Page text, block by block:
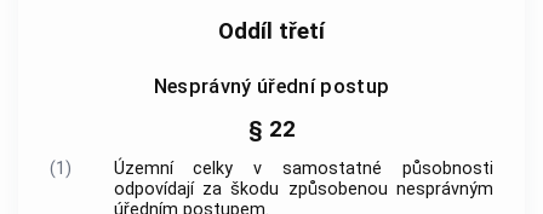
Oddíl třetí
Nesprávný úřední postup
§ 22
(1)
Územní celky v samostatné působnosti
odpovídají za škodu způsobenou nesprávným